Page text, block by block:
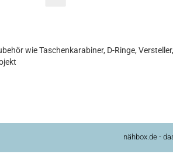
wie Taschenkarabiner, D-Ringe,
nähbox.de -